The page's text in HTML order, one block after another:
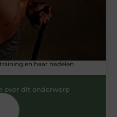
en haar nadelen
over dit onderwerp